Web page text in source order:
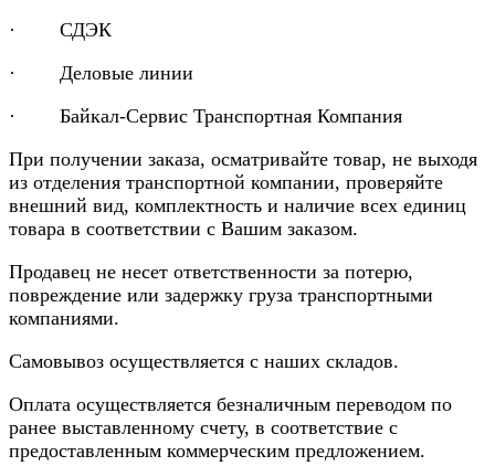
· СДЭК
· Деловые линии
· Байкал-Сервис Транспортная Компания
При получении заказа, осматривайте товар, не выходя
из отделения транспортной компании, проверяйте
внешний вид, комплектность и наличие всех единиц
товара в соответствии с Вашим заказом.
Продавец не несет ответственности за потерю,
повреждение или задержку груза транспортными
компаниями.
Самовывоз осуществляется с наших складов.
Оплата осуществляется безналичным переводом по
ранее выставленному счету, в соответствие с
предоставленным коммерческим предложением.